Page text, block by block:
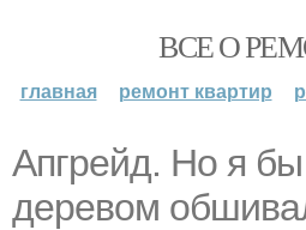
ВСЕ О
главная ремонт квартир
Апгрейд. Но я
деревом